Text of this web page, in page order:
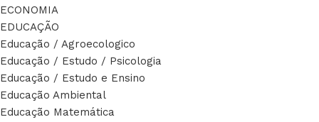
ECONOMIA
EDUCAÇÃO
Educação / Agroecologico
Educação / Estudo / Psicologia
Educação / Estudo e Ensino
Educação Ambiental
Educação Matemática